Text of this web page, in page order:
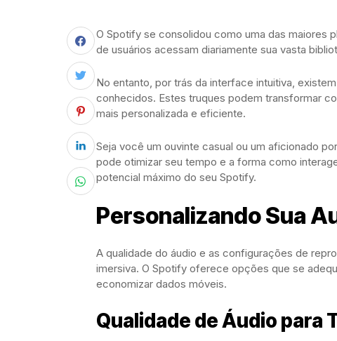
O Spotify se consolidou como uma das maiores
de usuários acessam diariamente sua vasta
No entanto, por trás da interface intuitiva,
conhecidos. Estes truques podem transformar
mais personalizada e eficiente.
Seja você um ouvinte casual ou um aficionado
pode otimizar seu tempo e a forma como
potencial máximo do seu Spotify.
Personalizando Sua
A qualidade do áudio e as configurações de
imersiva. O Spotify oferece opções que se
economizar dados móveis.
Qualidade de Áudio para